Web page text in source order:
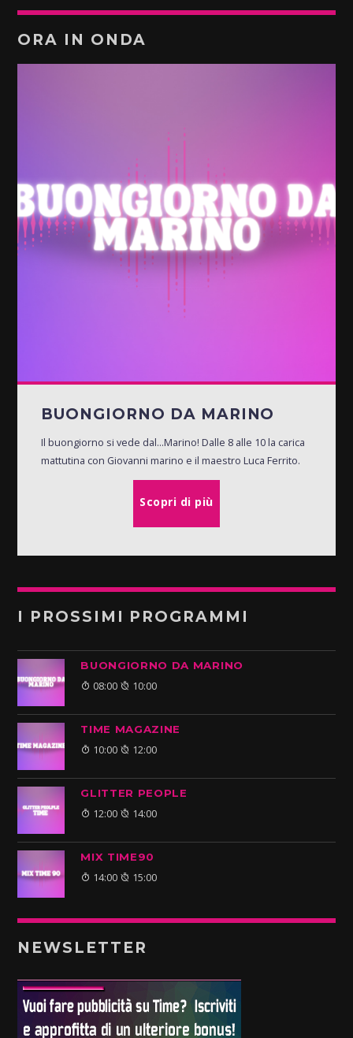
ORA IN ONDA
BUONGIORNO DA MARINO
Il buongiorno si vede dal...Marino! Dalle 8 alle 10 la carica
mattutina con Giovanni marino e il maestro Luca Ferrito.
Scopri di più
I PROSSIMI PROGRAMMI
BUONGIORNO DA MARINO
08:00 10:00
TIME MAGAZINE
10:00 12:00
GLITTER PEOPLE
12:00 14:00
MIX TIME90
14:00 15:00
NEWSLETTER